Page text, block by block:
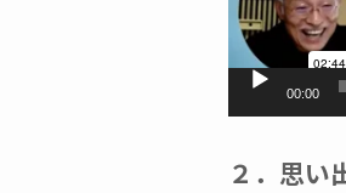
ー
00:00
２．思